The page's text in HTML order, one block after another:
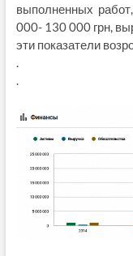
выполненных
000- 130 000 грн,
эти показатели
.
.